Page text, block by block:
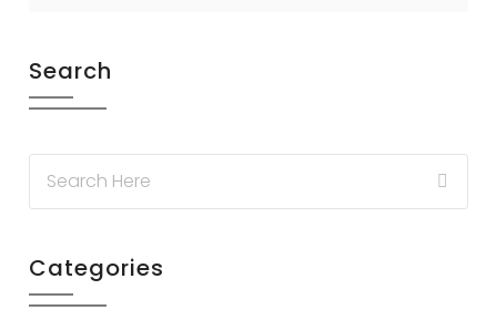
Search
Categories